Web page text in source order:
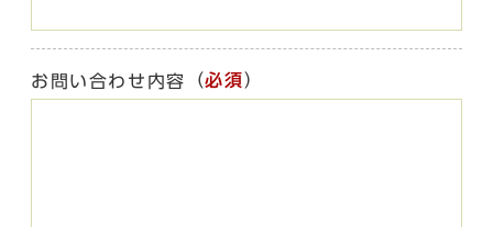
お問い合わせ内容 （必須）